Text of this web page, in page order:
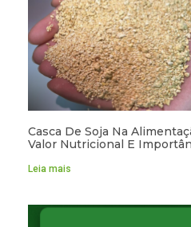
Casca De Soja Na
Valor Nutricional E
Leia mais